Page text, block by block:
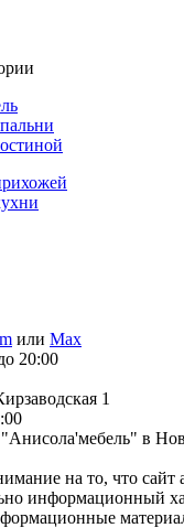
или Max
20:00
1
в
на то, что сайт
информационный